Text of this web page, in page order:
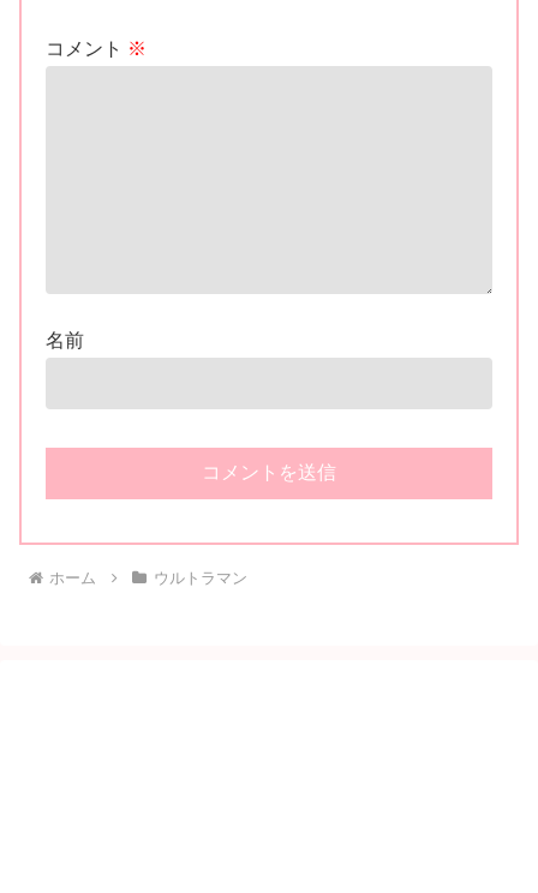
コメント ※
名前
ホーム ウルトラマン